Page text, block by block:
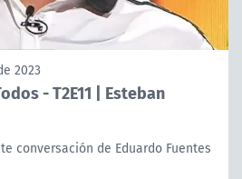
2023
- T2E11 | Esteban
conversación de Eduardo Fuentes